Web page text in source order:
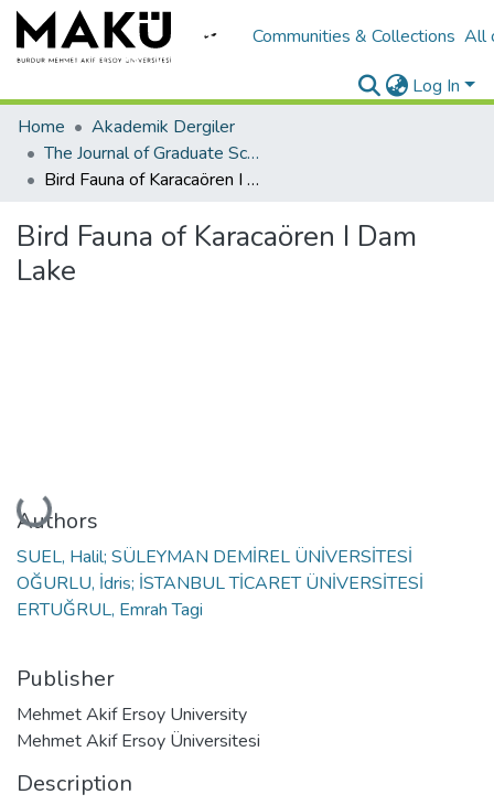
Communities & Collections All
Log In
Home
Akademik Dergiler
The Journal of Graduate School of Natural and Applied Sciences of Mehmet Akif Ersoy University
Bird Fauna of Karacaören I Dam Lake
Bird Fauna of Karacaören I Dam
Lake
Loading...
Authors
SUEL, Halil; SÜLEYMAN DEMİREL ÜNİVERSİTESİ
OĞURLU, İdris; İSTANBUL TİCARET ÜNİVERSİTESİ
ERTUĞRUL, Emrah Tagi
Publisher
Mehmet Akif Ersoy University
Mehmet Akif Ersoy Üniversitesi
Description